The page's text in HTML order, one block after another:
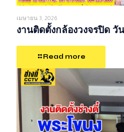
เมษายน 3, 2026
งานติดตั้งกล้องวงจรปิด วั
Read more